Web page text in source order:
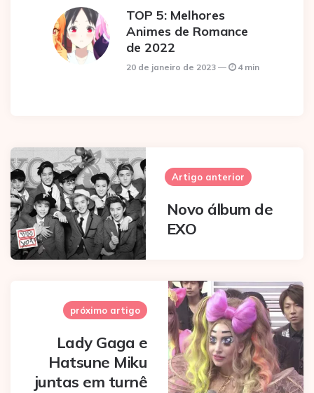
TOP 5: Melhores
Animes de Romance
de 2022
20 de janeiro de 2023 4 min
Post
navigation
Artigo anterior
Novo álbum de
EXO
próximo artigo
Lady Gaga e
Hatsune Miku
juntas em turnê